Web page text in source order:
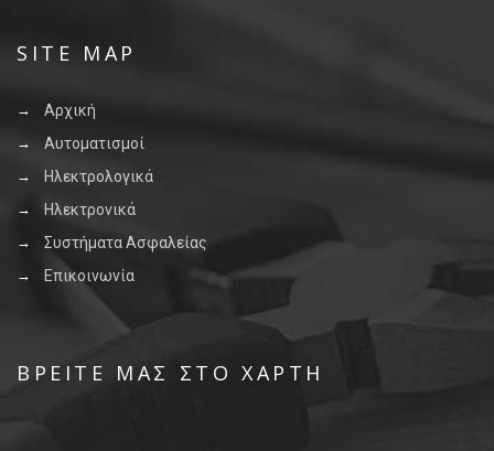
SITE MAP
Αρχική
Αυτοματισμοί
Ηλεκτρολογικά
Ηλεκτρονικά
Συστήματα Ασφαλείας
Επικοινωνία
ΒΡΕΊΤΕ ΜΑΣ ΣΤΟ ΧΆΡΤΗ